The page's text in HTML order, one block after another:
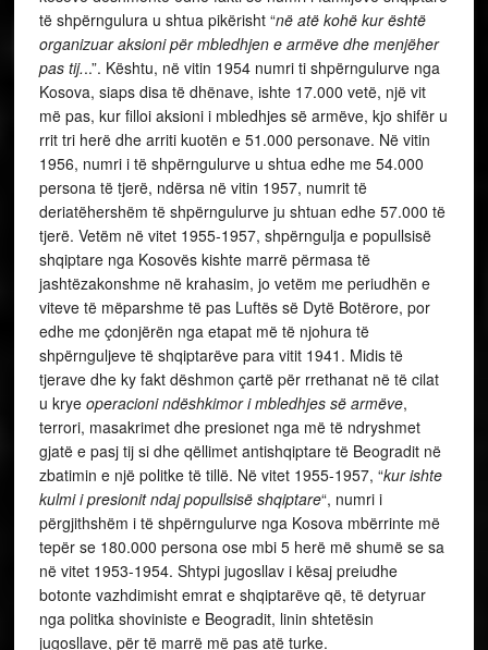
të shpërngulura u shtua pikërisht “në atë kohë kur është
organizuar aksioni për mbledhjen e armëve dhe menjëher
pas tij...”. Kështu, në vitin 1954 numri ti shpërngulurve nga
Kosova, siaps disa të dhënave, ishte 17.000 vetë, një vit
më pas, kur filloi aksioni i mbledhjes së armëve, kjo shifër u
rrit tri herë dhe arriti kuotën e 51.000 personave. Në vitin
1956, numri i të shpërngulurve u shtua edhe me 54.000
persona të tjerë, ndërsa në vitin 1957, numrit të
deriatëhershëm të shpërngulurve ju shtuan edhe 57.000 të
tjerë. Vetëm në vitet 1955-1957, shpërngulja e popullsisë
shqiptare nga Kosovës kishte marrë përmasa të
jashtëzakonshme në krahasim, jo vetëm me periudhën e
viteve të mëparshme të pas Luftës së Dytë Botërore, por
edhe me çdonjërën nga etapat më të njohura të
shpërnguljeve të shqiptarëve para vitit 1941. Midis të
tjerave dhe ky fakt dëshmon çartë për rrethanat në të cilat
u krye operacioni ndëshkimor i mbledhjes së armëve,
terrori, masakrimet dhe presionet nga më të ndryshmet
gjatë e pasj tij si dhe qëllimet antishqiptare të Beogradit në
zbatimin e një politke të tillë. Në vitet 1955-1957, “kur ishte
kulmi i presionit ndaj popullsisë shqiptare“, numri i
përgjithshëm i të shpërngulurve nga Kosova mbërrinte më
tepër se 180.000 persona ose mbi 5 herë më shumë se sa
në vitet 1953-1954. Shtypi jugosllav i kësaj preiudhe
botonte vazhdimisht emrat e shqiptarëve që, të detyruar
nga politka shoviniste e Beogradit, linin shtetësin
jugosllave, për të marrë më pas atë turke.